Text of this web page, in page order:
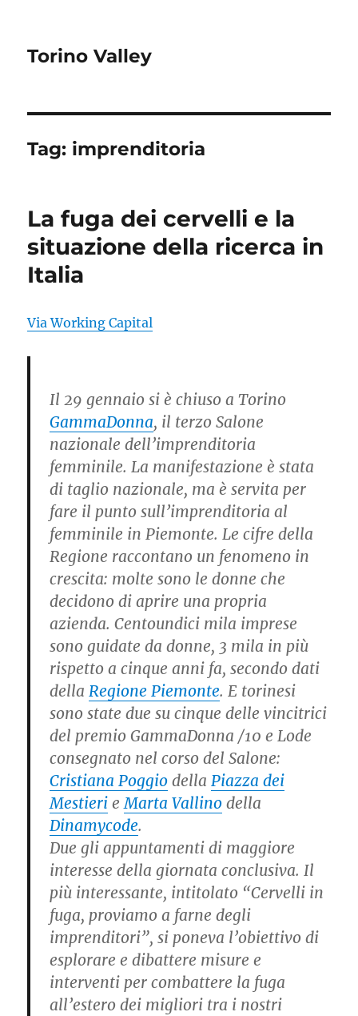
Torino Valley
Tag: imprenditoria
La fuga dei cervelli e la
situazione della ricerca in
Italia
Via Working Capital
Il 29 gennaio si è chiuso a Torino
GammaDonna, il terzo Salone
nazionale dell’imprenditoria
femminile. La manifestazione è stata
di taglio nazionale, ma è servita per
fare il punto sull’imprenditoria al
femminile in Piemonte. Le cifre della
Regione raccontano un fenomeno in
crescita: molte sono le donne che
decidono di aprire una propria
azienda. Centoundici mila imprese
sono guidate da donne, 3 mila in più
rispetto a cinque anni fa, secondo dati
dellaRegione Piemonte. E torinesi
sono state due su cinque delle vincitrici
del premio GammaDonna /10 e Lode
consegnato nel corso del Salone:
Cristiana Poggio dellaPiazza dei
Mestieri eMarta Vallino della
Dinamycode.
Due gli appuntamenti di maggiore
interesse della giornata conclusiva. Il
più interessante, intitolato “Cervelli in
fuga, proviamo a farne degli
imprenditori”, si poneva l’obiettivo di
esplorare e dibattere misure e
interventi per combattere la fuga
all’estero dei migliori tra i nostri